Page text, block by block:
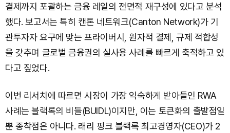
결제까지 포괄하는 금융 레일의 전면적 재구성에 있다고 분석
했다. 보고서는 특히 캔톤 네트워크(Canton Network)가 기
관투자자 요구에 맞는 프라이버시, 원자적 결제, 규제 적합성
을 갖추며 글로벌 금융권의 실사용 사례를 빠르게 축적하고 있
다고 짚었다.
이번 리서치에 따르면 시장이 가장 익숙하게 받아들인 RWA
사례는 블랙록의 비들(BUIDL)이지만, 이는 토큰화의 출발점일
뿐 종착점은 아니다. 래리 핑크 블랙록 최고경영자(CEO)가 2